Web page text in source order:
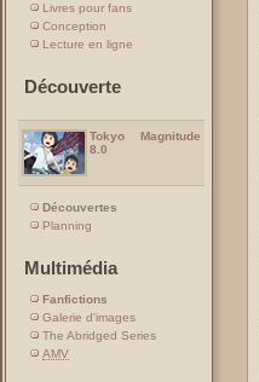
Livres pour fans
Conception
Lecture en ligne
Découverte
Tokyo Magnitude
8.0
Découvertes
Planning
Multimédia
Fanfictions
Galerie d'images
The Abridged Series
AMV